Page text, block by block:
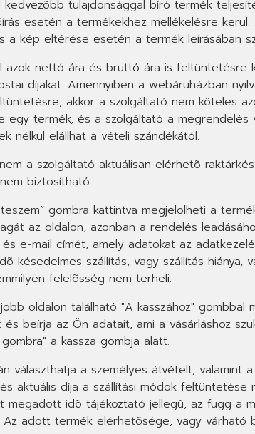
tulajdonsággal bíró termék
esetén a termékekhez mellékelésre
a kép eltérése esetén a termék leírásában
azok nettó ára és bruttó ára is feltüntetésre
díjakat. Amennyiben a webáruházban
akkor a szolgáltató nem köteles
egy termék, és a szolgáltató a megrendelés
nélkül elállhat a vételi szándékától.
a szolgáltató aktuálisan elérhetõ
biztosítható.
gombra kattintva megjelölheti a
az oldalon, azonban a rendelés
e-mail címét, amely adatokat az
késedelmes szállítás, vagy szállítás
felelõsség nem terheli.
oldalon található "A kasszához"
beírja az Ön adatait, ami a vásárláshoz
a kassza gombja alatt.
választhatja a személyes átvételt, valamint
aktuális díja a szállítási módok
megadott idõ tájékoztató jellegû, az függ a
adott termék elérhetõsége, vagy várható